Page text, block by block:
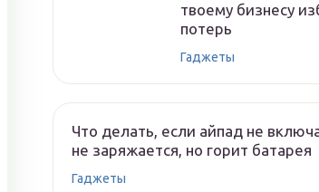
твоему бизнесу
потерь
Гаджеты
Что делать, если айпад не
не заряжается, но горит батарея
Гаджеты